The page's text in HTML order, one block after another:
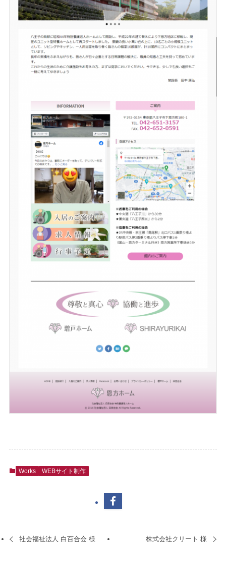
Works WEBサイト制作
社会福祉法人 白百合会 様 株式会社クリート 様